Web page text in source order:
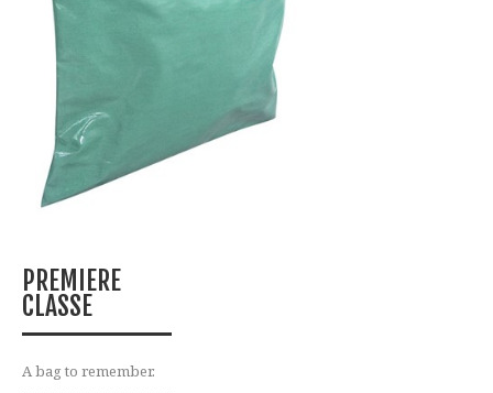
PREMIERE
CLASSE
A bag to remember.